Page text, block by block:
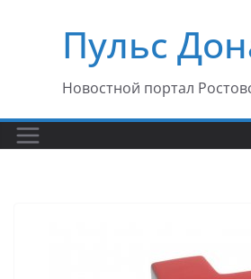
содержимомуПульс
Новостной портал